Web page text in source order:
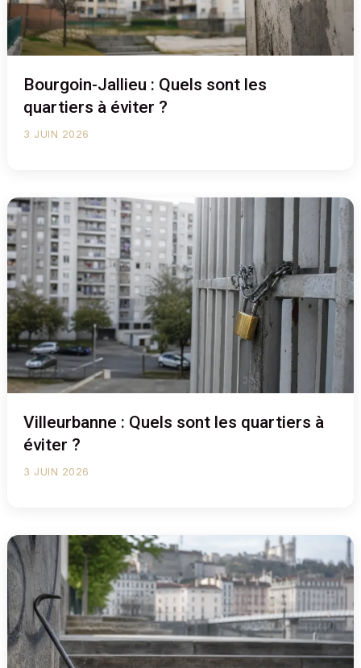
Bourgoin-Jallieu : Quels sont les
quartiers à éviter ?
3 JUIN 2026
Villeurbanne : Quels sont les quartiers à
éviter ?
3 JUIN 2026